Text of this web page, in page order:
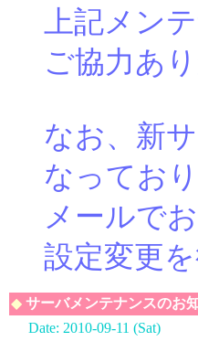
上記メン
ご協力あ
なお、新
なっており
メールで
設定変更
◆ サーバメンテナンスのお
Date: 2010-09-11 (Sat)